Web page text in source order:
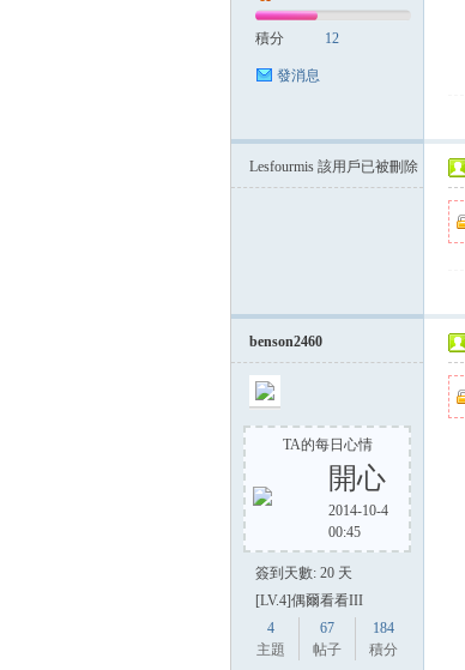
積分 12
發消息
Lesfourmis 該用戶已被刪除
benson2460
TA的每日心情
開心
2014-10-4
00:45
簽到天數: 20 天
[LV.4]偶爾看看III
4
主題
67
帖子
184
積分